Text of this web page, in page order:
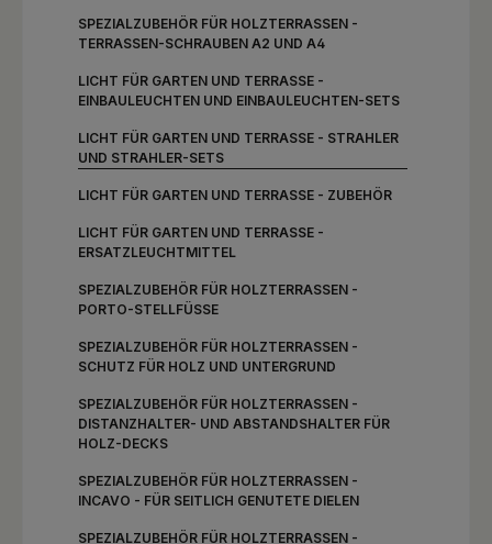
SPEZIALZUBEHÖR FÜR HOLZTERRASSEN -
TERRASSEN-SCHRAUBEN A2 UND A4
LICHT FÜR GARTEN UND TERRASSE -
EINBAULEUCHTEN UND EINBAULEUCHTEN-SETS
LICHT FÜR GARTEN UND TERRASSE - STRAHLER
UND STRAHLER-SETS
LICHT FÜR GARTEN UND TERRASSE - ZUBEHÖR
LICHT FÜR GARTEN UND TERRASSE -
ERSATZLEUCHTMITTEL
SPEZIALZUBEHÖR FÜR HOLZTERRASSEN -
PORTO-STELLFÜSSE
SPEZIALZUBEHÖR FÜR HOLZTERRASSEN -
SCHUTZ FÜR HOLZ UND UNTERGRUND
SPEZIALZUBEHÖR FÜR HOLZTERRASSEN -
DISTANZHALTER- UND ABSTANDSHALTER FÜR
HOLZ-DECKS
SPEZIALZUBEHÖR FÜR HOLZTERRASSEN -
INCAVO - FÜR SEITLICH GENUTETE DIELEN
SPEZIALZUBEHÖR FÜR HOLZTERRASSEN -